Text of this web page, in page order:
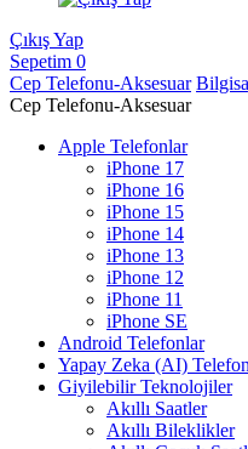
Çıkış Yap
Sepetim 0
Cep Telefonu-Aksesuar
Cep Telefonu-Aksesuar
Apple Telefonlar
iPhone 17
iPhone 16
iPhone 15
iPhone 14
iPhone 13
iPhone 12
iPhone 11
iPhone SE
Android Telefonlar
Yapay Zeka (AI)
Giyilebilir Teknolojiler
Akıllı Saatler
Akıllı Bileklikler